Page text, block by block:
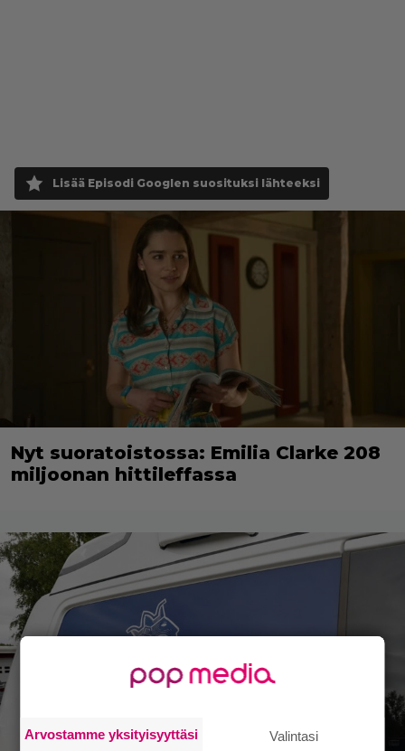
Lisää Episodi Googlen suosituksi lähteeksi
Nyt suoratoistossa: Emilia Clarke 208
miljoonan hittileffassa
Arvostamme yksityisyyttäsi Valintasi